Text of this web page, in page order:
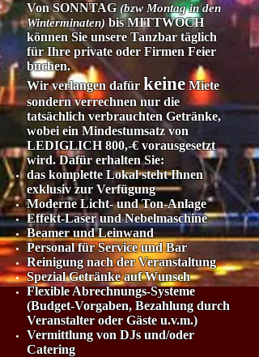
Von SONNTAG(bzw Montag in den
Winterminaten)bis MITTWOCH
können Sie unsere Tanzbar täglich
für Ihre private oder Firmen Feier
buchen.
Wir verlangen dafürkeineMiete
sondern verrechnen nur die
tatsächlich verbrauchten Getränke,
wobei ein Mindestumsatz von
LEDIGLICH 800,-€ vorausgesetzt
wird. Dafür erhalten Sie:
das komplette Lokal steht Ihnen
exklusiv zur Verfügung
Moderne Licht- und Ton-Anlage
Effekt-Laser und Nebelmaschine
Beamer und Leinwand
Personal für Service und Bar
Reinigung nach der Veranstaltung
Spezial Getränke auf Wunsch
Flexible Abrechnungs-Systeme
(Budget-Vorgaben, Bezahlung durch
Veranstalter oder Gäste u.v.m.)
Vermittlung von DJs und/oder
Catering